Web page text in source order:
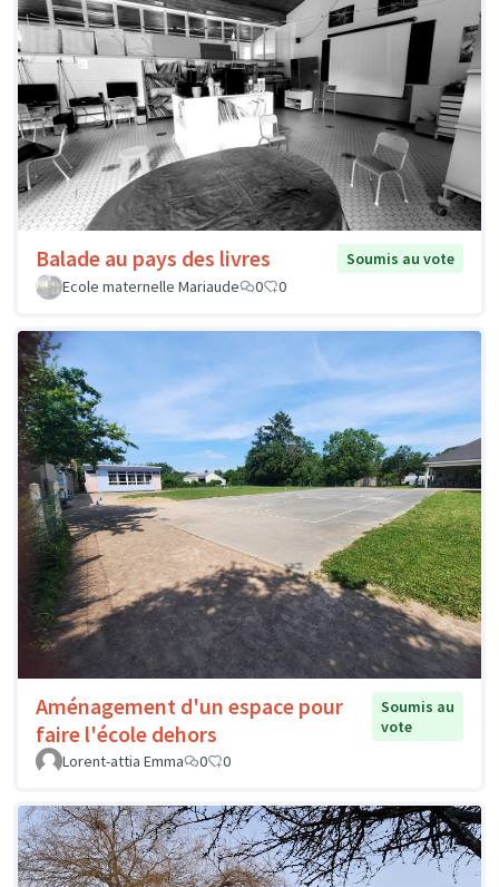
Balade au pays des livres
Soumis au vote
Ecole maternelle Mariaude
0 0
Aménagement d'un espace pour
faire l'école dehors
Soumis au
vote
Lorent-attia Emma
0 0